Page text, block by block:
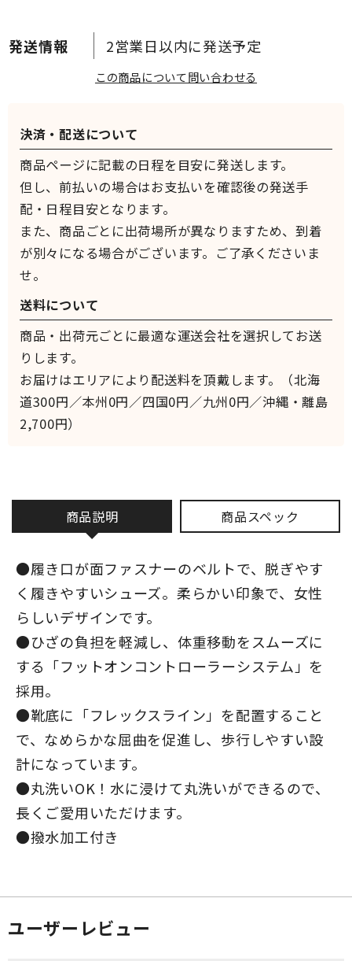
2営業日以内に発送予定
この商品について問い合わせる
商品説明 商品スペック
●履き口が面ファスナーのベルトで、脱ぎやす
く履きやすいシューズ。柔らかい印象で、女性
らしいデザインです。
●ひざの負担を軽減し、体重移動をスムーズに
する「フットオンコントローラーシステム」を
採用。
●靴底に「フレックスライン」を配置すること
で、なめらかな屈曲を促進し、歩行しやすい設
計になっています。
●丸洗いOK！水に浸けて丸洗いができるので、
長くご愛用いただけます。
●撥水加工付き
決済・配送について
商品ページに記載の日程を目安に発送します。
但し、前払いの場合はお支払いを確認後の発送手
配・日程目安となります。
また、商品ごとに出荷場所が異なりますため、到着
が別々になる場合がございます。ご了承くださいま
せ。
送料について
商品・出荷元ごとに最適な運送会社を選択してお送
りします。
お届けはエリアにより配送料を頂戴します。（北海
道300円／本州0円／四国0円／九州0円／沖縄・離島
2,700円）
ユーザーレビュー